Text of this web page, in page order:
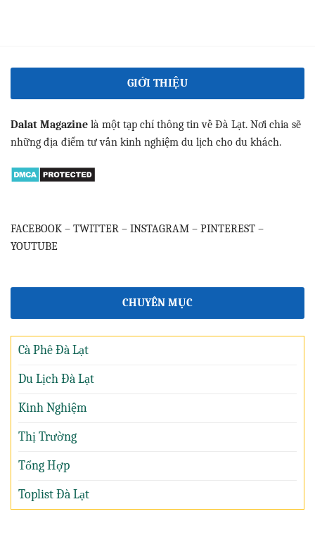
GIỚI THIỆU
Dalat Magazine là một tạp chí thông tin về Đà Lạt. Nơi chia sẽ
những địa điểm tư vấn kinh nghiệm du lịch cho du khách.
FACEBOOK – TWITTER – INSTAGRAM – PINTEREST –
YOUTUBE
CHUYÊN MỤC
Cà Phê Đà Lạt
Du Lịch Đà Lạt
Kinh Nghiệm
Thị Trường
Tổng Hợp
Toplist Đà Lạt